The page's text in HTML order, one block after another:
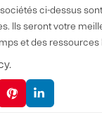
ci-dessus
Ils seront votre
et des ressources